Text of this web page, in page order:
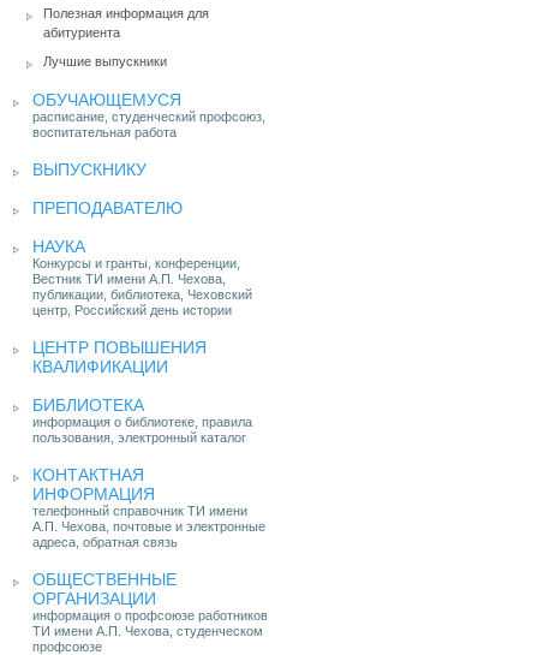
Полезная информация для
абитуриента
Лучшие выпускники
ОБУЧАЮЩЕМУСЯ
расписание, студенческий профсоюз,
воспитательная работа
ВЫПУСКНИКУ
ПРЕПОДАВАТЕЛЮ
НАУКА
Конкурсы и гранты, конференции,
Вестник ТИ имени А.П. Чехова,
публикации, библиотека, Чеховский
центр, Российский день истории
ЦЕНТР ПОВЫШЕНИЯ
КВАЛИФИКАЦИИ
БИБЛИОТЕКА
информация о библиотеке, правила
пользования, электронный каталог
КОНТАКТНАЯ
ИНФОРМАЦИЯ
телефонный справочник ТИ имени
А.П. Чехова, почтовые и электронные
адреса, обратная связь
ОБЩЕСТВЕННЫЕ
ОРГАНИЗАЦИИ
информация о профсоюзе работников
ТИ имени А.П. Чехова, студенческом
профсоюзе